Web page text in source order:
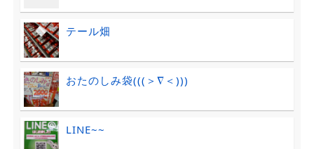
テール畑
おたのしみ袋(((＞∇＜)))
LINE~~